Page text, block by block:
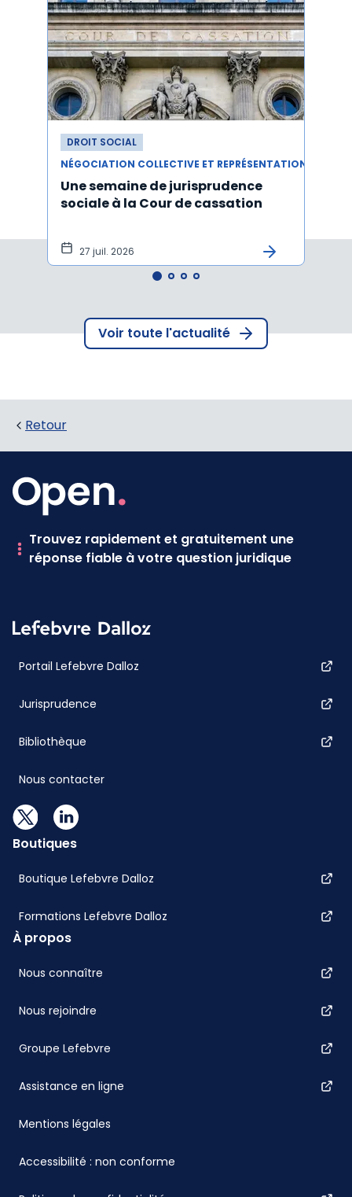
DROIT SOCIAL
Une semaine de jurisprudence
sociale à la Cour de cassation
27 juil. 2026
Voir toute l'actualité
Retour
Trouvez rapidement et gratuitement une
réponse fiable à votre question juridique
Portail Lefebvre Dalloz
Jurisprudence
Bibliothèque
Nous contacter
Boutiques
Boutique Lefebvre Dalloz
Formations Lefebvre Dalloz
À propos
Nous connaître
Nous rejoindre
Groupe Lefebvre
Assistance en ligne
Mentions légales
Accessibilité : non conforme